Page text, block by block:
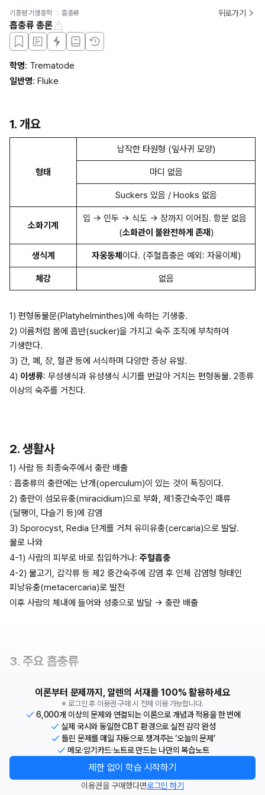
기종평 기생충학 흡충류 뒤로가기
흡충류 총론
학명: Trematode
일반명: Fluke
1. 개요
형태
납작한 타원형 (잎사귀 모양)
마디 없음
Suckers 있음 / Hooks 없음
소화기계
입 → 인두 → 식도 → 장까지 이어짐. 항문 없음
(소화관이 불완전하게 존재 )
생식계 자웅동체 이다. (주혈흡충은 예외: 자웅이체)
체강 없음
1) 편형동물문(Platyhelminthes)에 속하는 기생충.
2) 이름처럼 몸에 흡반(sucker)을 가지고 숙주 조직에 부착하여
기생한다.
3) 간, 폐, 장, 혈관 등에 서식하며 다양한 증상 유발.
4) 이생류: 무성생식과 유성생식 시기를 번갈아 거치는 편형동물. 2종류
이상의 숙주를 거친다.
2. 생활사
1) 사람 등 최종숙주에서 충란 배출
: 흡충류의 충란에는 난개(operculum)이 있는 것이 특징이다.
2) 충란이 섬모유충(miracidium)으로 부화, 제1중간숙주인 패류
(달팽이, 다슬기 등)에 감염
3) Sporocyst, Redia 단계를 거쳐 유미유충(cercaria)으로 발달.
물로 나와
4-1) 사람의 피부로 바로 침입하거나: 주혈흡충
4-2) 물고기, 갑각류 등 제2 중간숙주에 감염 후 인체 감염형 형태인
피낭유충(metacercaria)로 발전
이후 사람의 체내에 들어와 성충으로 발달 → 충란 배출
3. 주요 흡충류
이론부터 문제까지, 알렌의 서재를 100% 활용하세요
※ 로그인 후 이용권 구매 시 전체 이용 가능합니다.
6,000개 이상의 문제와 연결되는 이론으로 개념과 적용을 한 번에
실제 국시와 동일한 CBT 환경으로 실전 감각 완성
틀린 문제를 매일 자동으로 챙겨주는 ‘오늘의 문제’
메모·암기카드·노트로 만드는 나만의 복습노트
제한 없이 학습 시작하기
이용권을 구매했다면로그인 하기